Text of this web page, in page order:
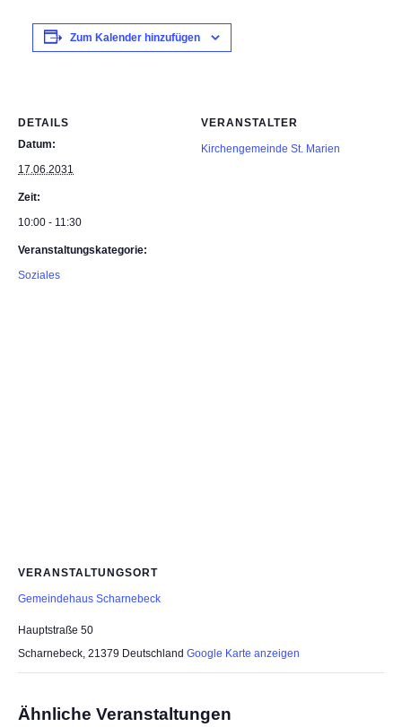
Zum Kalender hinzufügen
DETAILS
Datum:
17.06.2031
Zeit:
10:00 - 11:30
Veranstaltungskategorie:
Soziales
VERANSTALTER
Kirchengemeinde St. Marien
VERANSTALTUNGSORT
Gemeindehaus Scharnebeck
Hauptstraße 50
Scharnebeck, 21379 Deutschland Google Karte anzeigen
Ähnliche Veranstaltungen